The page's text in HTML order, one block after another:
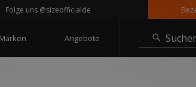
uns @sizeofficialde
Marken Angebote